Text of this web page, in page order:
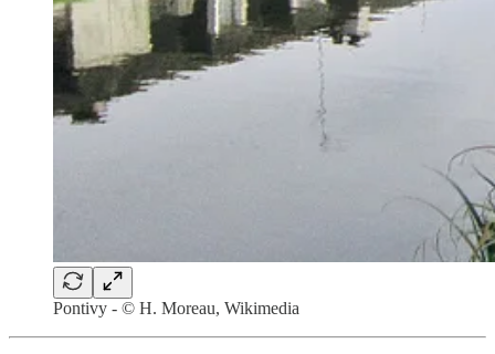
Pontivy - © H. Moreau, Wikimedia